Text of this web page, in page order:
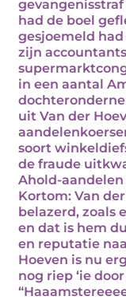
gevangenisstraf
had de boel
gesjoemeld
zijn
in een aantal
uit Van der
soort
de fraude
Ahold-
Kortom: Van
belazerd, zoals
en dat is hem
en reputatie
Hoeven is nu
nog riep ‘ie